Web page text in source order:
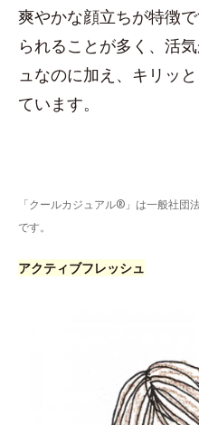
爽やかな顔立ちが特徴
られることが多く、活
ュなのに加え、キリッ
ています。
「クールカジュアル®」は一般社団
です。
アクティブフレッシュ